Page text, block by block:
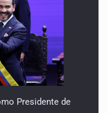
Presidente de